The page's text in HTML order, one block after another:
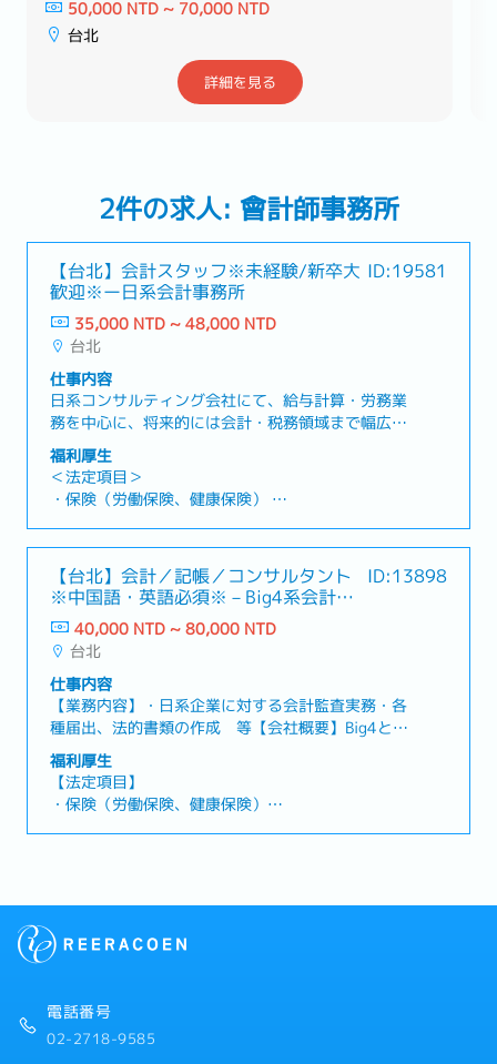
50,000 NTD ~ 70,000 NTD
台北
詳細を見る
2件の求人: 會計師事務所
【台北】会計スタッフ※未経験/新卒大
歓迎※ー日系会計事務所
ID:19581
35,000 NTD ~ 48,000 NTD
台北
仕事内容
日系コンサルティング会社にて、給与計算・労務業
務を中心に、将来的には会計・税務領域まで幅広く
経験できるジュニアスタッフポジションです。未経
験から専門知識を身につけ、長期的にキャリア形成
が可能です。【業務内容】・クライアント向け給与
計算業務・労務関連業務および各種申請サポート・
会計データ入力、資料作成、帳票管理・日本語メー
連携、各種事務対応・将来的には会計、税務関連業
務も担当予定・その他、主管指示事項への対応
福利厚生
＜法定項目＞
・保険（労働保険、健康保険）
・各休暇（有給休暇、慶弔休暇、生理休暇、産前産
後休暇、妊娠検査休暇、出産の付き添い休暇、育児
休暇）
・退職金
＜会社独自の福利厚生＞
・ボーナス：1～4ヶ月程度（業績により変動）
・昇給：年2回
・食事手当
・歓迎会/ランチ会
・リモートワーク（試用期間後）
【台北】会計／記帳／コンサルタント
※中国語・英語必須※－Big4系会計事
務所
ID:13898
40,000 NTD ~ 80,000 NTD
台北
仕事内容
【業務内容】・日系企業に対する会計監査実務・各
種届出、法的書類の作成 等【会社概要】Big4と呼
ばれる、グローバルコンサルティングファームの一
角。主には会計士・税理士が所属、監査業務を主体
とし、会計税務を担う事務所ではあるものの、法的
手続きを行う弁護士や非監査業務として各国の進出
支援コンサルティングやリスクマネジメント事業な
ム：約100名【魅力】グローバルコンサルティング
ファームの一角であり、台湾に置ける顧客基盤も強
固。日系企業専門チームは約100名で、担当クライ
カフェテリアプランや社員旅行など豊富。
福利厚生
【法定項目】
・保険（労働保険、健康保険）
【会社独自の福利厚生】
・食費：有（NT$2,400/月）
・交通費：有
・カフェテリアプラン（社内カフェの一定額の無料
電話番号
02-2718-9585